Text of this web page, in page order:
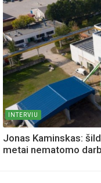
INTERVIU
Jonas Kaminskas:
metai nematomo